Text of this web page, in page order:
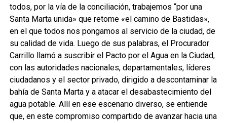
todos, por la vía de la conciliación, trabajemos “por una
Santa Marta unida» que retome «el camino de Bastidas»,
en el que todos nos pongamos al servicio de la ciudad, de
su calidad de vida. Luego de sus palabras, el Procurador
Carrillo llamó a suscribir el Pacto por el Agua en la Ciudad,
con las autoridades nacionales, departamentales, líderes
ciudadanos y el sector privado, dirigido a descontaminar la
bahía de Santa Marta y a atacar el desabastecimiento del
agua potable. Allí en ese escenario diverso, se entiende
que, en este compromiso compartido de avanzar hacia una